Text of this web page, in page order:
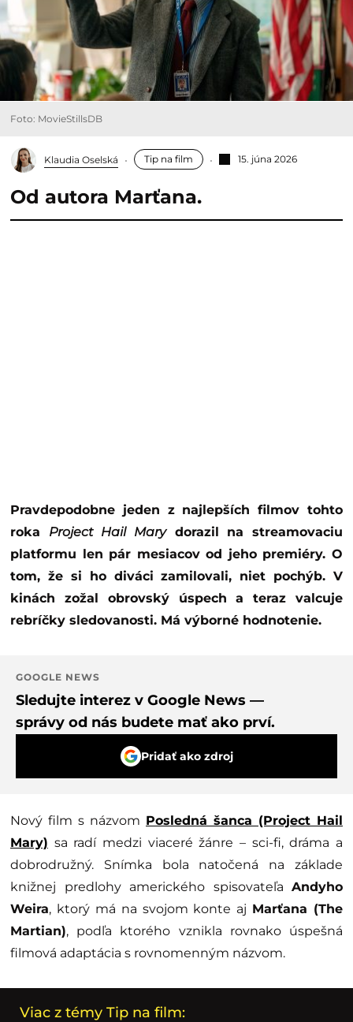
Foto: MovieStillsDB
Klaudia Oselská Tip na film 15. júna 2026
Od autora Marťana.
Pravdepodobne jeden z najlepších filmov tohto
roka Project Hail Marydorazil na streamovaciu
platformu len pár mesiacov od jeho premiéry. O
tom, že si ho diváci zamilovali, niet pochýb. V
kinách zožal obrovský úspech a teraz valcuje
rebríčky sledovanosti. Má výborné hodnotenie.
GOOGLE NEWS
Sledujte interez v Google News —
správy od nás budete mať ako prví.
Pridať ako zdroj
Nový film s názvom Posledná šanca (Project Hail
Mary) sa radí medzi viaceré žánre – sci-fi, dráma a
dobrodružný. Snímka bola natočená na základe
knižnej predlohy amerického spisovateľa Andyho
Weira, ktorý má na svojom konte aj Marťana (The
Martian), podľa ktorého vznikla rovnako úspešná
filmová adaptácia s rovnomenným názvom.
Viac z témy Tip na film: